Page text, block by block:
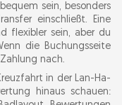
sein, besonders
einschließt. Eine
flexibler sein, aber du
die Buchungsseite
nach.
in der Lan-Ha-
hinaus schauen: